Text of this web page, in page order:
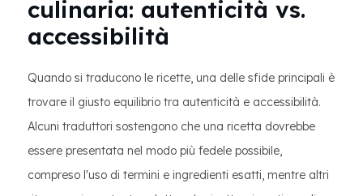
culinaria: autenticità vs.
accessibilità
Quando si traducono le ricette, una delle sfide principali è
trovare il giusto equilibrio tra autenticità e accessibilità.
Alcuni traduttori sostengono che una ricetta dovrebbe
essere presentata nel modo più fedele possibile,
compreso l'uso di termini e ingredienti esatti, mentre altri